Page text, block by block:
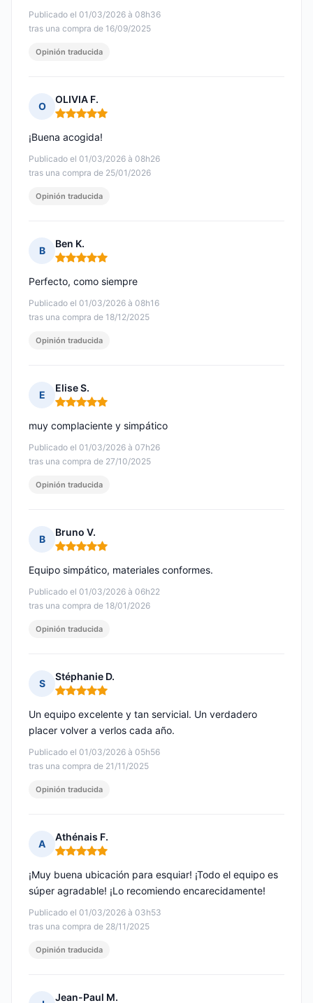
Publicado el 01/03/2026 à 08h36
tras una compra de 16/09/2025
Opinión traducida
O
OLIVIA F.
Nota: 5 de 5
Publicado el 01/03/2026 à 08h26
tras una compra de 25/01/2026
¡Buena acogida!
Opinión traducida
B
Ben K.
Nota: 5 de 5
Publicado el 01/03/2026 à 08h16
tras una compra de 18/12/2025
Perfecto, como siempre
Opinión traducida
E
Elise S.
Nota: 5 de 5
Publicado el 01/03/2026 à 07h26
tras una compra de 27/10/2025
muy complaciente y simpático
Opinión traducida
B
Bruno V.
Nota: 5 de 5
Publicado el 01/03/2026 à 06h22
tras una compra de 18/01/2026
Equipo simpático, materiales conformes.
Opinión traducida
S
Stéphanie D.
Nota: 5 de 5
Publicado el 01/03/2026 à 05h56
tras una compra de 21/11/2025
Un equipo excelente y tan servicial. Un verdadero
placer volver a verlos cada año.
Opinión traducida
A
Athénais F.
Nota: 5 de 5
Publicado el 01/03/2026 à 03h53
tras una compra de 28/11/2025
¡Muy buena ubicación para esquiar! ¡Todo el equipo es
súper agradable! ¡Lo recomiendo encarecidamente!
Opinión traducida
Jean-Paul M.